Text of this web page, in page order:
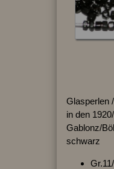
Glasperlen
in den
Gablonz/
schwarz